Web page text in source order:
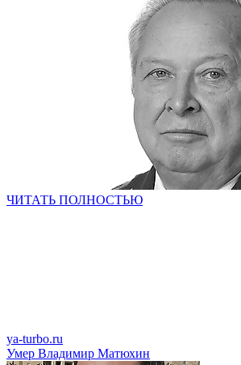
ЧИТАТЬ ПОЛНОСТЬЮ
ya-turbo.ru
Умер Владимир Матюхин